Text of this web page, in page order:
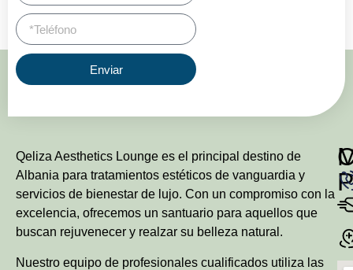
Enviar
Qeliza Aesthetics Lounge es el principal destino de
Albania para tratamientos estéticos de vanguardia y
servicios de bienestar de lujo. Con un compromiso con la
excelencia, ofrecemos un santuario para aquellos que
buscan rejuvenecer y realzar su belleza natural.
Nuestro equipo de profesionales cualificados utiliza las